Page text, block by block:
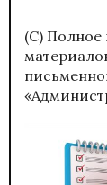
(С) Полное